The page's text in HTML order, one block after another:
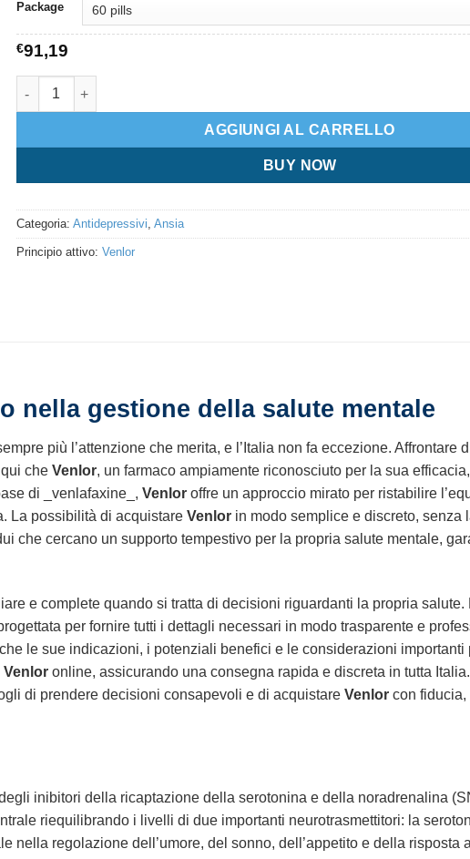
Package
€91,19
Venlor quantità
AGGIUNGI AL CARRELLO
BUY NOW
Categoria: Antidepressivi, Ansia
Principio attivo: Venlor
nella gestione della salute mentale
più l’attenzione che merita, e l’Italia non fa eccezione. Affrontare
che Venlor, un farmaco ampiamente riconosciuto per la sua
di _venlafaxine_, Venlor offre un approccio mirato per ristabilire
La possibilità di acquistare Venlor in modo semplice e discreto, senza
che cercano un supporto tempestivo per la propria salute mentale,
e complete quando si tratta di decisioni riguardanti la propria salute.
per fornire tutti i dettagli necessari in modo trasparente e
le sue indicazioni, i potenziali benefici e le considerazioni importanti
Venlor online, assicurando una consegna rapida e discreta in tutta
di prendere decisioni consapevoli e di acquistare Venlor con
inibitori della ricaptazione della serotonina e della noradrenalina
riequilibrando i livelli di due importanti neurotrasmettitori: la
nella regolazione dell’umore, del sonno, dell’appetito e della risposta